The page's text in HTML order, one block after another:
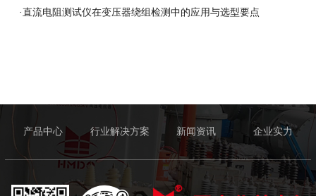
·直流电阻测试仪在变压器绕组检测中的应用与选型要点
产品中心 行业解决方案 新闻资讯 企业实力